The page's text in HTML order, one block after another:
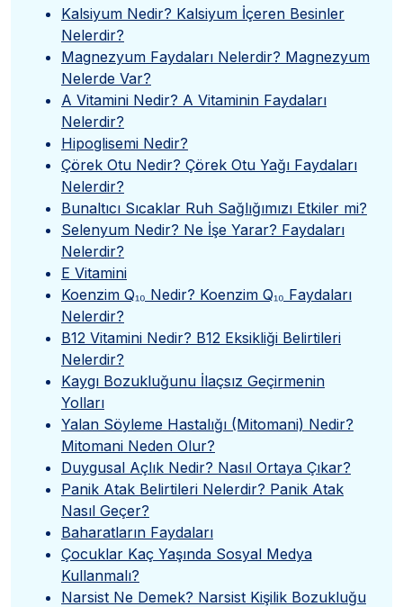
Kalsiyum Nedir? Kalsiyum İçeren Besinler
Nelerdir?
Magnezyum Faydaları Nelerdir? Magnezyum
Nelerde Var?
A Vitamini Nedir? A Vitaminin Faydaları
Nelerdir?
Hipoglisemi Nedir?
Çörek Otu Nedir? Çörek Otu Yağı Faydaları
Nelerdir?
Bunaltıcı Sıcaklar Ruh Sağlığımızı Etkiler mi?
Selenyum Nedir? Ne İşe Yarar? Faydaları
Nelerdir?
E Vitamini
Koenzim Q₁₀ Nedir? Koenzim Q₁₀ Faydaları
Nelerdir?
B12 Vitamini Nedir? B12 Eksikliği Belirtileri
Nelerdir?
Kaygı Bozukluğunu İlaçsız Geçirmenin
Yolları
Yalan Söyleme Hastalığı (Mitomani) Nedir?
Mitomani Neden Olur?
Duygusal Açlık Nedir? Nasıl Ortaya Çıkar?
Panik Atak Belirtileri Nelerdir? Panik Atak
Nasıl Geçer?
Baharatların Faydaları
Çocuklar Kaç Yaşında Sosyal Medya
Kullanmalı?
Narsist Ne Demek? Narsist Kişilik Bozukluğu